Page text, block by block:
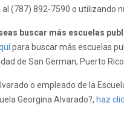
(787) 892-7590 o utilizando
buscar más escuelas
para buscar más escuelas
de San German, Puerto Rico.
o empleado de la
Georgina Alvarado?, haz